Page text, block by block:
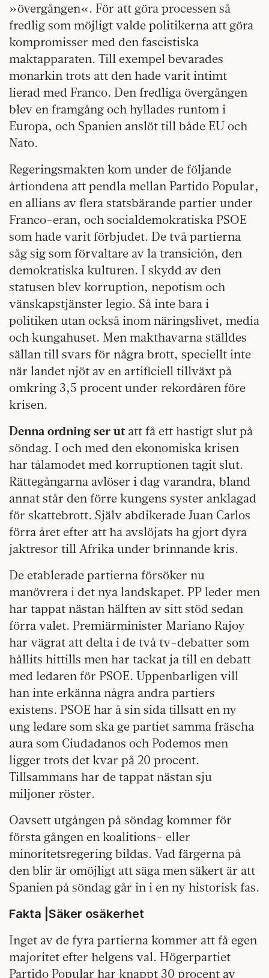
»övergången«. För att göra processen så
fredlig som möjligt valde politikerna att göra
kompromisser med den fascistiska
maktapparaten. Till exempel bevarades
monarkin trots att den hade varit intimt
lierad med Franco. Den fredliga övergången
blev en framgång och hyllades runtom i
Europa, och Spanien anslöt till både EU och
Nato.
Regeringsmakten kom under de följande
årtiondena att pendla mellan Partido Popular,
en allians av flera statsbärande partier under
Franco-eran, och socialdemokratiska PSOE
som hade varit förbjudet. De två partierna
såg sig som förvaltare av la transición, den
demokratiska kulturen. I skydd av den
statusen blev korruption, nepotism och
vänskapstjänster legio. Så inte bara i
politiken utan också inom näringslivet, media
och kungahuset. Men makthavarna ställdes
sällan till svars för några brott, speciellt inte
när landet njöt av en artificiell tillväxt på
omkring 3,5 procent under rekordåren före
krisen.
Denna ordning ser ut att få ett hastigt slut på
söndag. I och med den ekonomiska krisen
har tålamodet med korruptionen tagit slut.
Rättegångarna avlöser i dag varandra, bland
annat står den förre kungens syster anklagad
för skattebrott. Själv abdikerade Juan Carlos
förra året efter att ha avslöjats ha gjort dyra
jaktresor till Afrika under brinnande kris.
De etablerade partierna försöker nu
manövrera i det nya landskapet. PP leder men
har tappat nästan hälften av sitt stöd sedan
förra valet. Premiärminister Mariano Rajoy
har vägrat att delta i de två tv-debatter som
hållits hittills men har tackat ja till en debatt
med ledaren för PSOE. Uppenbarligen vill
han inte erkänna några andra partiers
existens. PSOE har å sin sida tillsatt en ny
ung ledare som ska ge partiet samma fräscha
aura som Ciudadanos och Podemos men
ligger trots det kvar på 20 procent.
Tillsammans har de tappat nästan sju
miljoner röster.
Oavsett utgången på söndag kommer för
första gången en koalitions- eller
minoritetsregering bildas. Vad färgerna på
den blir är omöjligt att säga men säkert är att
Spanien på söndag går in i en ny historisk fas.
Fakta |Säker osäkerhet
Inget av de fyra partierna kommer att få egen
majoritet efter helgens val. Högerpartiet
Partido Popular har knappt 30 procent av